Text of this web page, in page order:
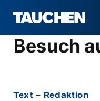
Besuch
Text – Redaktion